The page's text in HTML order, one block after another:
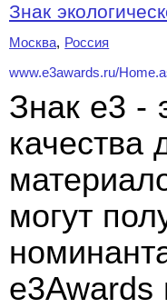
Знак
Москва, Россия
www.e3awards.ru/
Знак e3 -
качества
могут